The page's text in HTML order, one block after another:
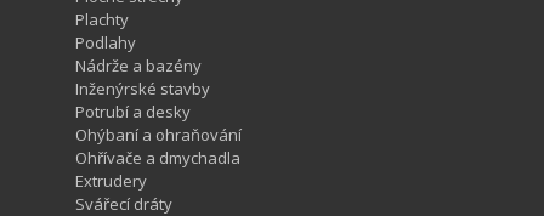
Plachty
Podlahy
Nádrže a bazény
Inženýrské stavby
Potrubí a desky
Ohýbaní a ohraňování
Ohřívače a dmychadla
Extrudery
Svářecí dráty